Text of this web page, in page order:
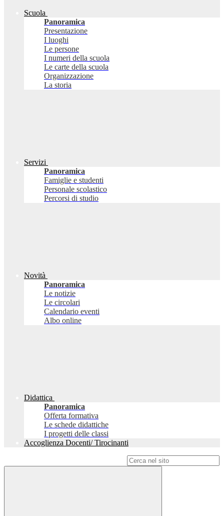
Scuola
Panoramica
Presentazione
I luoghi
Le persone
I numeri della scuola
Le carte della scuola
Organizzazione
La storia
Servizi
Panoramica
Famiglie e studenti
Personale scolastico
Percorsi di studio
Novità
Panoramica
Le notizie
Le circolari
Calendario eventi
Albo online
Didattica
Panoramica
Offerta formativa
Le schede didattiche
I progetti delle classi
Accoglienza Docenti/ Tirocinanti